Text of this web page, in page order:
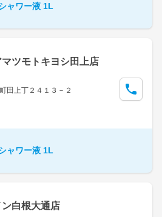
ャワー液 1L
マツモトキヨシ田上店
田上丁２４１３－２
ャワー液 1L
白根大通店